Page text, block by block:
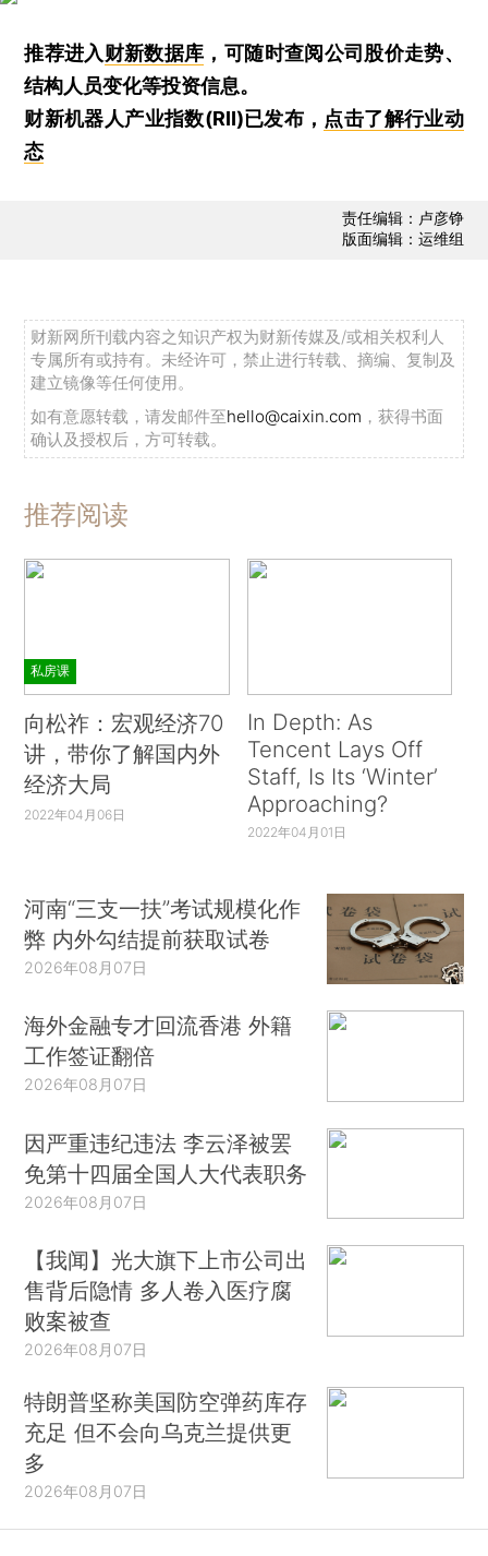
推荐进入财新数据库 ，可随时查阅公司股价走势、
结构人员变化等投资信息。
财新机器人产业指数(RII)已发布， 点击了解行业动
态
责任编辑：卢彦铮
版面编辑：运维组
财新网所刊载内容之知识产权为财新传媒及/或相关权利人
专属所有或持有。未经许可，禁止进行转载、摘编、复制及
建立镜像等任何使用。
如有意愿转载，请发邮件至hello@caixin.com ，获得书面
确认及授权后，方可转载。
推荐阅读
私房课
向松祚：宏观经济70
讲，带你了解国内外
经济大局
2022年04月06日
In Depth: As
Tencent Lays Off
Staff, Is Its ‘Winter’
Approaching?
2022年04月01日
河南“三支一扶”考试规模化作
弊 内外勾结提前获取试卷
2026年08月07日
海外金融专才回流香港 外籍
工作签证翻倍
2026年08月07日
因严重违纪违法 李云泽被罢
免第十四届全国人大代表职务
2026年08月07日
【我闻】光大旗下上市公司出
售背后隐情 多人卷入医疗腐
败案被查
2026年08月07日
特朗普坚称美国防空弹药库存
充足 但不会向乌克兰提供更
多
2026年08月07日